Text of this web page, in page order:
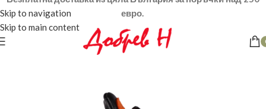
Skip to navigation
Skip to main content
евро.